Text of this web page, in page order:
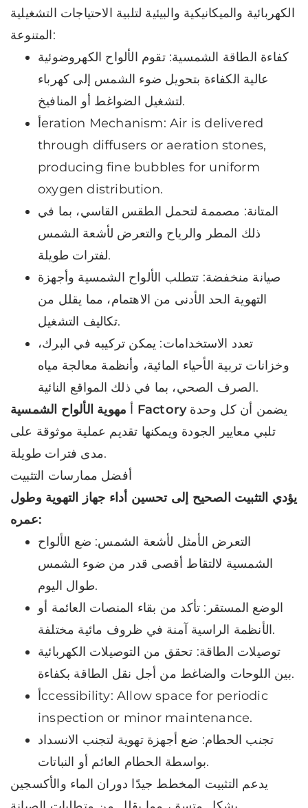
الكهربائية والميكانيكية والبيئية لتلبية الاحتياجات التشغيلية
المتنوعة:
كفاءة الطاقة الشمسية: تقوم الألواح الكهروضوئية
عالية الكفاءة بتحويل ضوء الشمس إلى كهرباء
لتشغيل الضواغط أو المنافيخ.
أeration Mechanism: Air is delivered
through diffusers or aeration stones,
producing fine bubbles for uniform
oxygen distribution.
المتانة: مصممة لتحمل الطقس القاسي، بما في
ذلك المطر والرياح والتعرض لأشعة الشمس
لفترات طويلة.
صيانة منخفضة: تتطلب الألواح الشمسية وأجهزة
التهوية الحد الأدنى من الاهتمام، مما يقلل من
تكاليف التشغيل.
تعدد الاستخدامات: يمكن تركيبه في البرك،
وخزانات تربية الأحياء المائية، وأنظمة معالجة مياه
الصرف الصحي، بما في ذلك المواقع النائية.
أ مهوية الألواح الشمسية Factory يضمن أن كل وحدة
تلبي معايير الجودة ويمكنها تقديم عملية موثوقة على
مدى فترات طويلة.
أفضل ممارسات التثبيت
يؤدي التثبيت الصحيح إلى تحسين أداء جهاز التهوية وطول
عمره:
التعرض الأمثل لأشعة الشمس: ضع الألواح
الشمسية لالتقاط أقصى قدر من ضوء الشمس
طوال اليوم.
الوضع المستقر: تأكد من بقاء المنصات العائمة أو
الأنظمة الراسية آمنة في ظروف مائية مختلفة.
توصيلات الطاقة: تحقق من التوصيلات الكهربائية
بين اللوحات والضاغط من أجل نقل الطاقة بكفاءة.
أccessibility: Allow space for periodic
inspection or minor maintenance.
تجنب الحطام: ضع أجهزة تهوية لتجنب الانسداد
بواسطة الحطام العائم أو النباتات.
يدعم التثبيت المخطط جيدًا دوران الماء والأكسجين